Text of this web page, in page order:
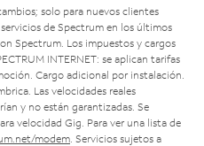
solo para nuevos clientes
de Spectrum en los últimos
Spectrum. Los impuestos y cargos
INTERNET: se aplican tarifas
Cargo adicional por instalación.
Las velocidades reales
y no están garantizadas. Se
velocidad Gig. Para ver una lista de
modem . Servicios sujetos a